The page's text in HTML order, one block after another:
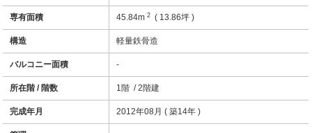
専有面積 45.84m2 ( 13.86坪 )
構造 軽量鉄骨造
バルコニー面積 -
所在階 / 階数 1階 / 2階建
完成年月 2012年08月 ( 築14年 )